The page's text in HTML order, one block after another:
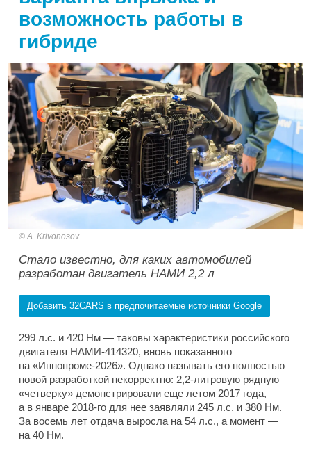
возможность работы в
гибриде
A. Krivonosov
Стало известно, для каких автомобилей
разработан двигатель НАМИ 2,2 л
Добавить 32CARS в предпочитаемые источники Google
299 л.с. и 420 Нм — таковы характеристики российского
двигателя НАМИ-414320, вновь показанного
на «Иннопроме-2026». Однако называть его полностью
новой разработкой некорректно: 2,2-литровую рядную
«четверку» демонстрировали еще летом 2017 года,
а в январе 2018-го для нее заявляли 245 л.с. и 380 Нм.
За восемь лет отдача выросла на 54 л.с., а момент —
на 40 Нм.